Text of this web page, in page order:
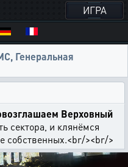
ИГРА
Генеральная
Верховный
сектора, и клянёмся
собственных.<br/><br/>